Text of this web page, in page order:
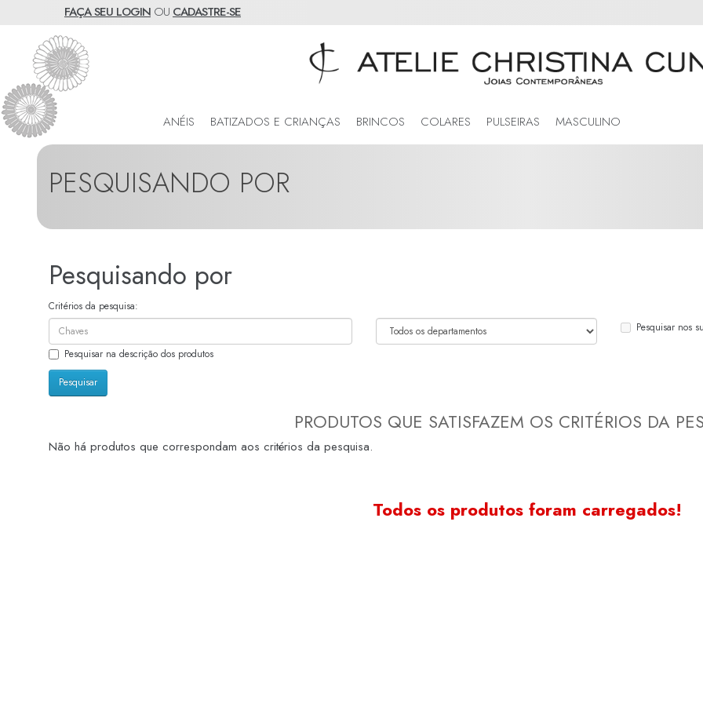
FAÇA SEU LOGIN OU CADASTRE-SE
ANÉIS BATIZADOS E CRIANÇAS BRINCOS COLARES PULSEIRAS MASCULINO
PESQUISANDO POR
Pesquisando por
Critérios da pesquisa:
Pesquisar nos
Pesquisar na descrição dos produtos
PRODUTOS QUE SATISFAZEM OS CRITÉRIOS DA
Não há produtos que correspondam aos critérios da pesquisa.
Todos os produtos foram carregados!